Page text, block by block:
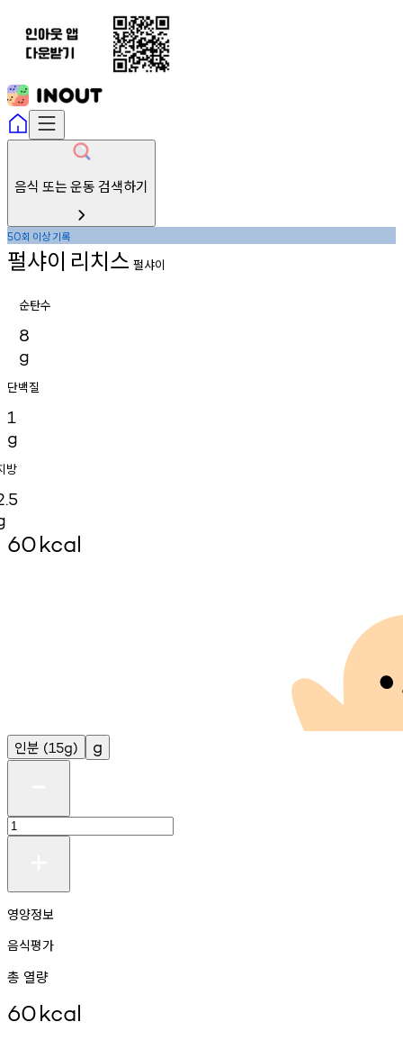
음식 또는 운동 검색하기
50회 이상기록
펄샤이 리치스 펄샤이
순탄수
8
g
단백질
1
g
방
60kcal
인분 (15g) g
영양정보
음식평가
총 열량
60kcal